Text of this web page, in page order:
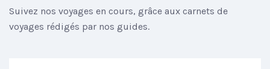
Suivez nos voyages en cours, grâce aux carnets de
voyages rédigés par nos guides.